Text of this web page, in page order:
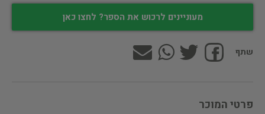
מעוניינים לרכוש את הספר? לחצו כאן
שתף
פרטי המוכר